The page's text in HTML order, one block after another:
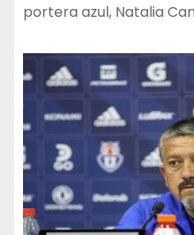
portera azul, Natalia